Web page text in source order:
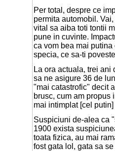
Per total, despre ce
permita automobil.
vital sa aiba toti tontii
pune in cuvinte.
ca vom bea mai
specia, ce sa-ti
La ora actuala, trei
sa ne asigure 36 de
"mai catastrofic" decit
brusc, cum am propus
mai intimplat [cel
Suspiciuni de-alea ca
1900 exista
toata fizica, au mai
fost gata lol, gata sa